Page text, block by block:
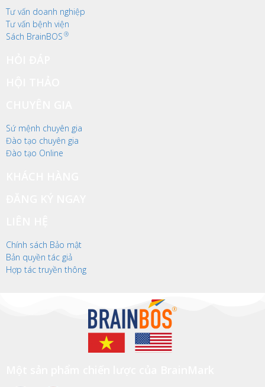
Tư vấn doanh nghiệp
Tư vấn bệnh viện
Sách BrainBOS ®
Sứ mệnh chuyên gia
Đào tạo chuyên gia
Đào tạo Online
Chính sách Bảo mật
Bản quyền tác giả
Hợp tác truyền thông